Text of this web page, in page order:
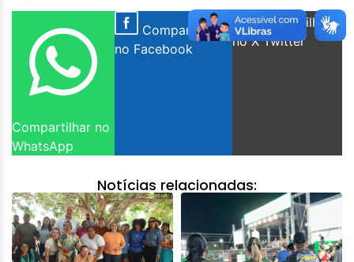
Compartilhar no
WhatsApp
Compartilhar
no Facebook
Compartilhar
no X Twitter
Notícias relacionadas: